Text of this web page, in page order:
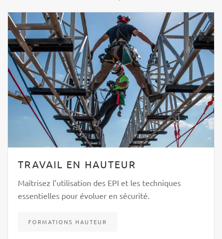
TRAVAIL EN HAUTEUR
Maîtrisez l’utilisation des EPI et les techniques
essentielles pour évoluer en sécurité.
FORMATIONS HAUTEUR